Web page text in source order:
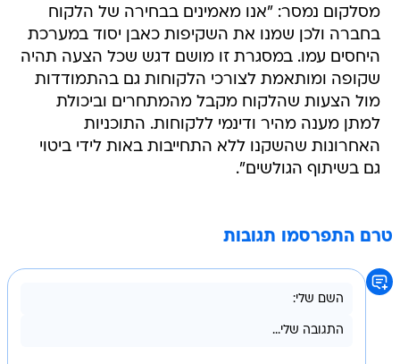
מסלקום נמסר: "אנו מאמינים בבחירה של הלקוח
בחברה ולכן שמנו את השקיפות כאבן יסוד במערכת
היחסים עמו. במסגרת זו מושם דגש שכל הצעה תהיה
שקופה ומותאמת לצורכי הלקוחות גם בהתמודדות
מול הצעות שהלקוח מקבל מהמתחרים וביכולת
למתן מענה מהיר ודינמי ללקוחות. התוכניות
האחרונות שהשקנו ללא התחייבות באות לידי ביטוי
גם בשיתוף הגולשים".
טרם התפרסמו תגובות